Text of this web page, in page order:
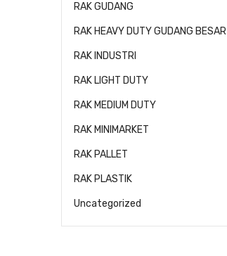
RAK GUDANG
RAK HEAVY DUTY GUDANG BESAR
RAK INDUSTRI
RAK LIGHT DUTY
RAK MEDIUM DUTY
RAK MINIMARKET
RAK PALLET
RAK PLASTIK
Uncategorized